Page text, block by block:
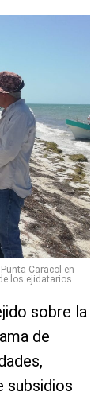
Caracol en
los ejidatarios.
sobre la
de
subsidios